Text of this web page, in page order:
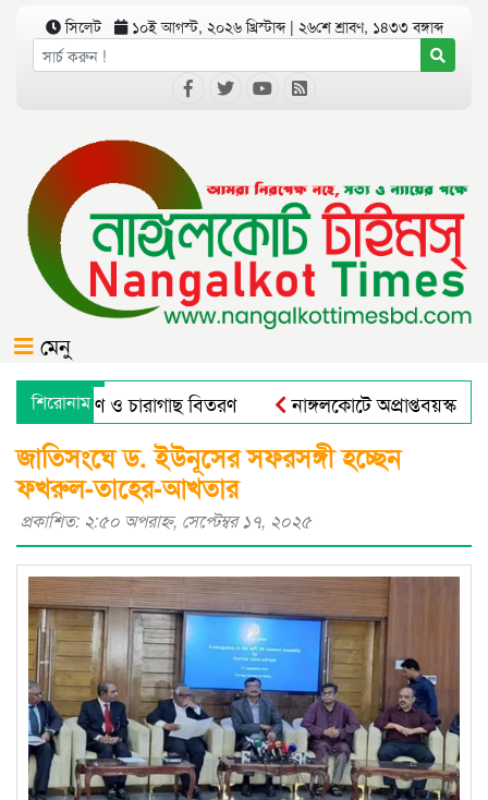
সিলেট ১০ই আগস্ট, ২০২৬ খ্রিস্টাব্দ | ২৬শে শ্রাবণ, ১৪৩৩ বঙ্গাব্দ
মেনু
শিরোনাম
বৃক্ষরোপণ ও চারাগাছ বিতরণ
নাঙ্গলকোটে অপ্রাপ্তবয়স্ক
এন্ড রুরাল ট্রান্সফরমেশন ফর নিউট্রিশন, এন্টারপ্রেনরশিপ
জাতিসংঘে ড. ইউনূসের সফরসঙ্গী হচ্ছেন
ফখরুল-তাহের-আখতার
প্রকাশিত: ২:৫০ অপরাহ্ণ, সেপ্টেম্বর ১৭, ২০২৫